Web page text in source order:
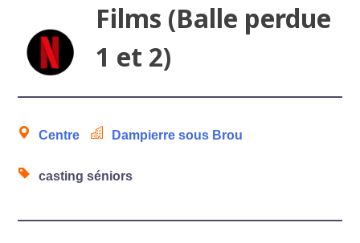
Films (Balle perdue
1 et 2)
Centre Dampierre sous Brou
casting séniors